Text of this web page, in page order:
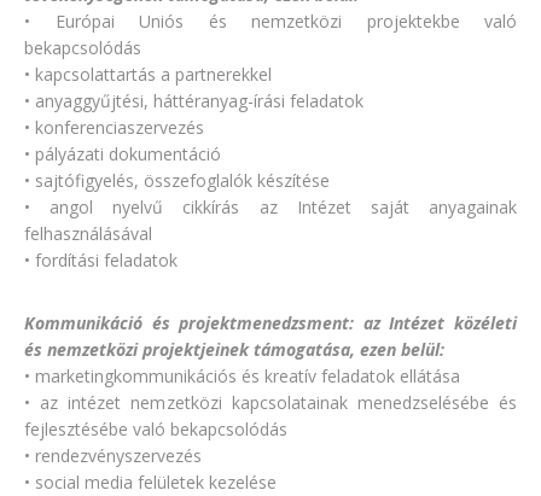
• Európai Uniós és nemzetközi projektekbe való
bekapcsolódás
• kapcsolattartás a partnerekkel
• anyaggyűjtési, háttéranyag-írási feladatok
• konferenciaszervezés
• pályázati dokumentáció
• sajtófigyelés, összefoglalók készítése
• angol nyelvű cikkírás az Intézet saját anyagainak
felhasználásával
• fordítási feladatok
Kommunikáció és projektmenedzsment: az Intézet közéleti
és nemzetközi projektjeinek támogatása, ezen belül:
• marketingkommunikációs és kreatív feladatok ellátása
• az intézet nemzetközi kapcsolatainak menedzselésébe és
fejlesztésébe való bekapcsolódás
• rendezvényszervezés
• social media felületek kezelése